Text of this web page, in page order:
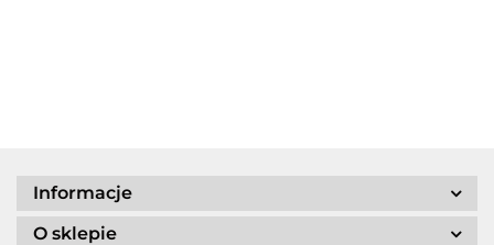
Informacje
O sklepie